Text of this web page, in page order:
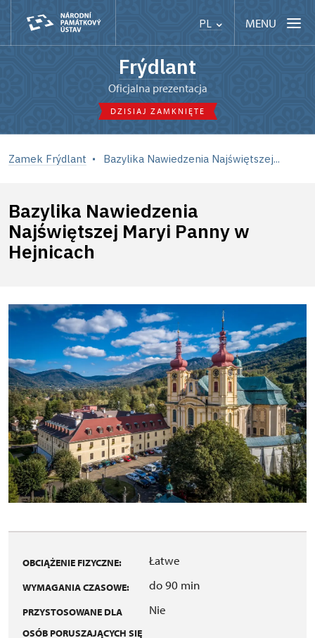
PL MENU
Frýdlant
Oficjalna prezentacja
DZISIAJ ZAMKNIĘTE
Zamek Frýdlant Bazylika Nawiedzenia Najświętszej...
Bazylika Nawiedzenia
Najświętszej Maryi Panny w
Hejnicach
OBCIĄŻENIE FIZYCZNE: Łatwe
WYMAGANIA CZASOWE: do 90 min
PRZYSTOSOWANE DLA
OSÓB PORUSZAJĄCYCH SIĘ
Nie